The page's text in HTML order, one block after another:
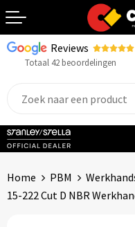
Reviews
Totaal 42 beoordelingen
Terug
Sportkleding
Home PBM
15-222 Cut D NBR